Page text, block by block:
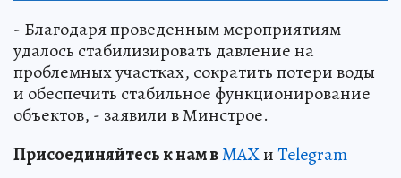
- Благодаря проведенным мероприятиям
удалось стабилизировать давление на
проблемных участках, сократить потери воды
и обеспечить стабильное функционирование
объектов, - заявили в Минстрое.
Присоединяйтесь к нам вMAXиTelegram